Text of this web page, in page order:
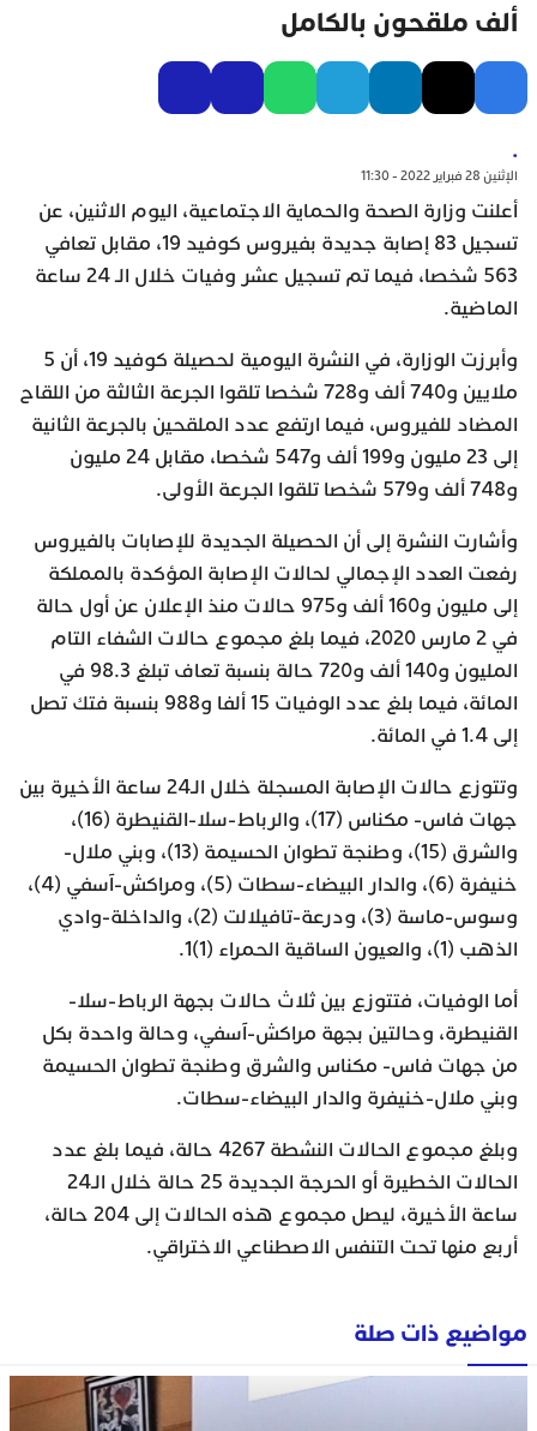
ألف ملقحون بالكامل
.
الإثنين 28 فبراير 2022 - 11:30
أعلنت وزارة الصحة والحماية الاجتماعية، اليوم الاثنين، عن
تسجيل 83 إصابة جديدة بفيروس كوفيد 19، مقابل تعافي
563 شخصا، فيما تم تسجيل عشر وفيات خلال الـ 24 ساعة
الماضية.
وأبرزت الوزارة، في النشرة اليومية لحصيلة كوفيد 19، أن 5
ملايين و740 ألف و728 شخصا تلقوا الجرعة الثالثة من اللقاح
المضاد للفيروس، فيما ارتفع عدد الملقحين بالجرعة الثانية
إلى 23 مليون و199 ألف و547 شخصا، مقابل 24 مليون
و748 ألف و579 شخصا تلقوا الجرعة الأولى.
وأشارت النشرة إلى أن الحصيلة الجديدة للإصابات بالفيروس
رفعت العدد الإجمالي لحالات الإصابة المؤكدة بالمملكة
إلى مليون و160 ألف و975 حالات منذ الإعلان عن أول حالة
في 2 مارس 2020، فيما بلغ مجموع حالات الشفاء التام
المليون و140 ألف و720 حالة بنسبة تعاف تبلغ 98.3 في
المائة، فيما بلغ عدد الوفيات 15 ألفا و988 بنسبة فتك تصل
إلى 1.4 في المائة.
وتتوزع حالات الإصابة المسجلة خلال الـ24 ساعة الأخيرة بين
جهات فاس- مكناس (17)، والرباط-سلا-القنيطرة (16)،
والشرق (15)، وطنجة تطوان الحسيمة (13)، وبني ملال-
خنيفرة (6)، والدار البيضاء-سطات (5)، ومراكش-آسفي (4)،
وسوس-ماسة (3)، ودرعة-تافيلالت (2)، والداخلة-وادي
الذهب (1)، والعيون الساقية الحمراء (1)1.
أما الوفيات، فتتوزع بين ثلاث حالات بجهة الرباط-سلا-
القنيطرة، وحالتين بجهة مراكش-آسفي، وحالة واحدة بكل
من جهات فاس- مكناس والشرق وطنجة تطوان الحسيمة
وبني ملال-خنيفرة والدار البيضاء-سطات.
وبلغ مجموع الحالات النشطة 4267 حالة، فيما بلغ عدد
الحالات الخطيرة أو الحرجة الجديدة 25 حالة خلال الـ24
ساعة الأخيرة، ليصل مجموع هذه الحالات إلى 204 حالة،
أربع منها تحت التنفس الاصطناعي الاختراقي.
مواضيع ذات صلة